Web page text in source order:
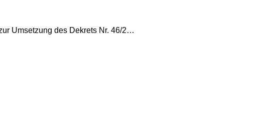
Umsetzung des Dekrets Nr. 46/2…